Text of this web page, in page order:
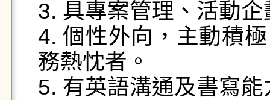
3. 具專案管理、活動
4. 個性外向，主動積
務熱忱者。
5. 有英語溝通及書寫